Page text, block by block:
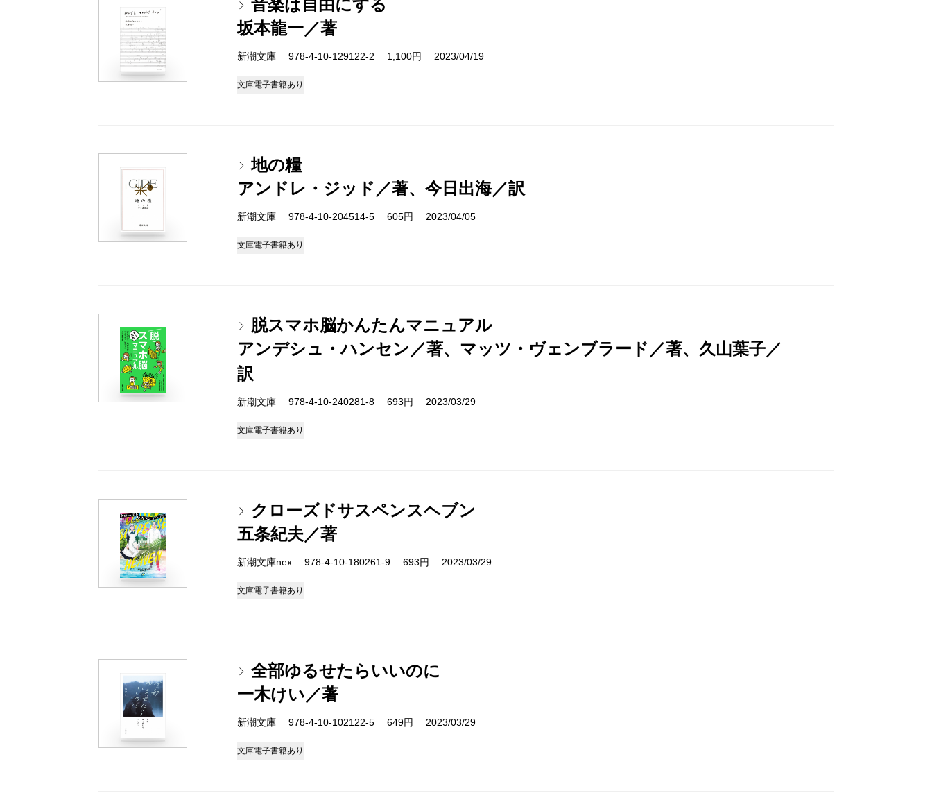
音楽は自由にする
坂本龍一／著
新潮文庫 978-4-10-129122-2 1,100円 2023/04/19
文庫電子書籍あり
地の糧
アンドレ・ジッド／著、今日出海／訳
新潮文庫 978-4-10-204514-5 605円 2023/04/05
文庫電子書籍あり
脱スマホ脳かんたんマニュアル
アンデシュ・ハンセン／著、マッツ・ヴェンブラード／著、久山葉子／
訳
新潮文庫 978-4-10-240281-8 693円 2023/03/29
文庫電子書籍あり
クローズドサスペンスヘブン
五条紀夫／著
新潮文庫nex 978-4-10-180261-9 693円 2023/03/29
文庫電子書籍あり
全部ゆるせたらいいのに
一木けい／著
新潮文庫 978-4-10-102122-5 649円 2023/03/29
文庫電子書籍あり